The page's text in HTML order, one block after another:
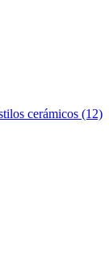
cerámicos (12)